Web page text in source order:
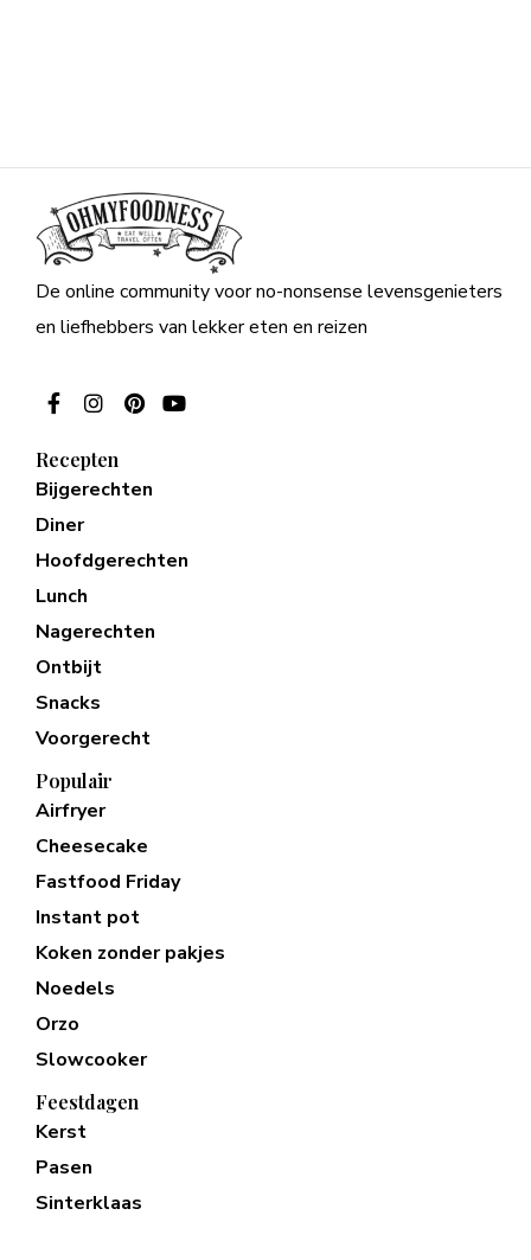
De online community voor no-nonsense levensgenieters
en liefhebbers van lekker eten en reizen
Recepten
Bijgerechten
Diner
Hoofdgerechten
Lunch
Nagerechten
Ontbijt
Snacks
Voorgerecht
Populair
Airfryer
Cheesecake
Fastfood Friday
Instant pot
Koken zonder pakjes
Noedels
Orzo
Slowcooker
Feestdagen
Kerst
Pasen
Sinterklaas